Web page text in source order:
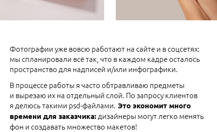
Фотографии уже вовсю работают на сайте и в соцсетях:
мы спланировали всё так, что в каждом кадре осталось
пространство для надписей и/или инфографики.
В процессе работы я часто обтравливаю предметы
и вырезаю их на отдельный слой. По запросу клиентов
я делюсь такими psd-файлами. Это экономит много
времени для заказчика: дизайнеры могут легко менять
фон и создавать множество макетов!